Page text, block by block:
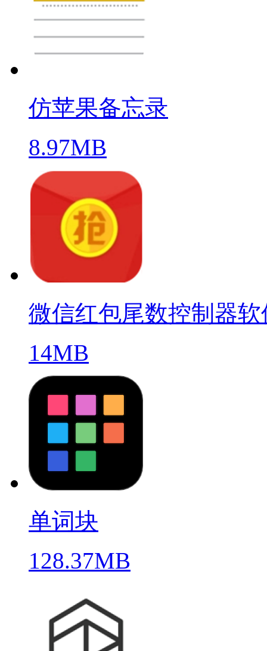
仿苹果备忘录
8.97MB
微信红包尾数控制器软
14MB
单词块
128.37MB